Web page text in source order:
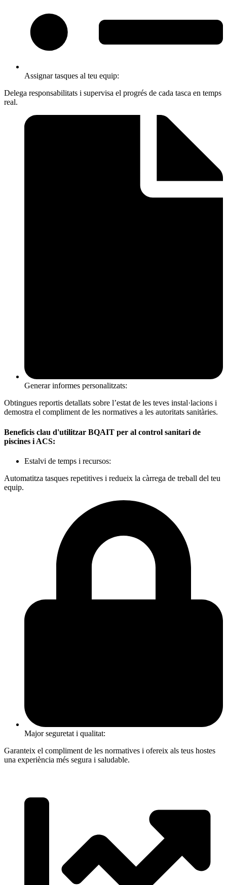
Assignar tasques al teu equip:
Delega responsabilitats i supervisa el progrés de cada tasca en temps
real.
Generar informes personalitzats:
Obtingues reportis detallats sobre l’estat de les teves instal·lacions i
demostra el compliment de les normatives a les autoritats sanitàries.
Beneficis clau d'utilitzar BQAIT per al control sanitari de
piscines i ACS:
Estalvi de temps i recursos:
Automatitza tasques repetitives i redueix la càrrega de treball del teu
equip.
Major seguretat i qualitat:
Garanteix el compliment de les normatives i ofereix als teus hostes
una experiència més segura i saludable.